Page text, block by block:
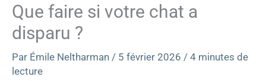
Que faire si votre chat a
disparu ?
Par Émile Neltharman / 5 février 2026 / 4 minutes de
lecture